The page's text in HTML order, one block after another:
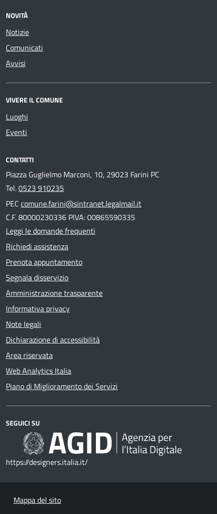
NOVITÀ
Notizie
Comunicati
Avvisi
VIVERE IL COMUNE
Luoghi
Eventi
CONTATTI
Piazza Guglielmo Marconi, 10, 29023 Farini PC
Tel.0523 910235
PEC comune.farini@sintranet.legalmail.it
C.F. 80000230336 PIVA: 00865590335
Leggi le domande frequenti
Richiedi assistenza
Prenota appuntamento
Segnala disservizio
Amministrazione trasparente
Informativa privacy
Note legali
Dichiarazione di accessibilità
Area riservata
Web Analytics Italia
Piano di Miglioramento dei Servizi
SEGUICI SU
https://designers.italia.it/
Mappa del sito